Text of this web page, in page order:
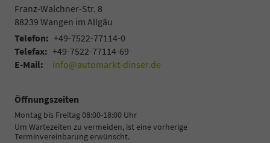
Franz-Walchner-Str. 8
88239 Wangen im Allgäu
Telefon: +49-7522-77114-0
Telefax: +49-7522-77114-69
E-Mail:
info@automarkt-dinser.de
Öffnungszeiten
Montag bis Freitag 08:00-18:00 Uhr
Um Wartezeiten zu vermeiden, ist eine vorherige
Terminvereinbarung erwünscht.